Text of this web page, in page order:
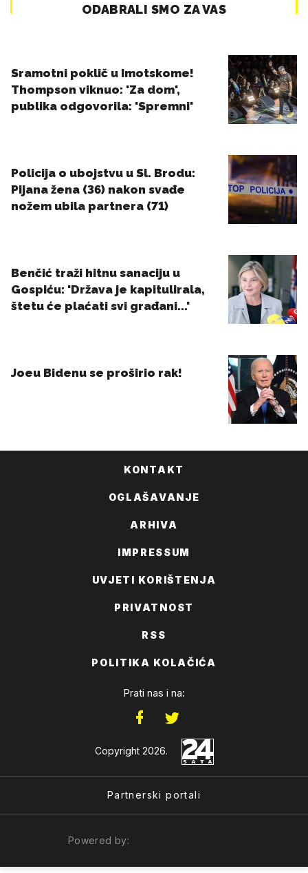
KONTAKT
OGLAŠAVANJE
ARHIVA
IMPRESSUM
UVJETI KORIŠTENJA
PRIVATNOST
RSS
POLITIKA KOLAČIĆA
Prati nas i na:
Copyright 2026.
Partnerski portali
Powered by: